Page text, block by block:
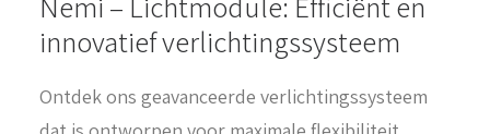
innovatief verlichtingssysteem
Ontdek ons geavanceerde verlichtingssysteem